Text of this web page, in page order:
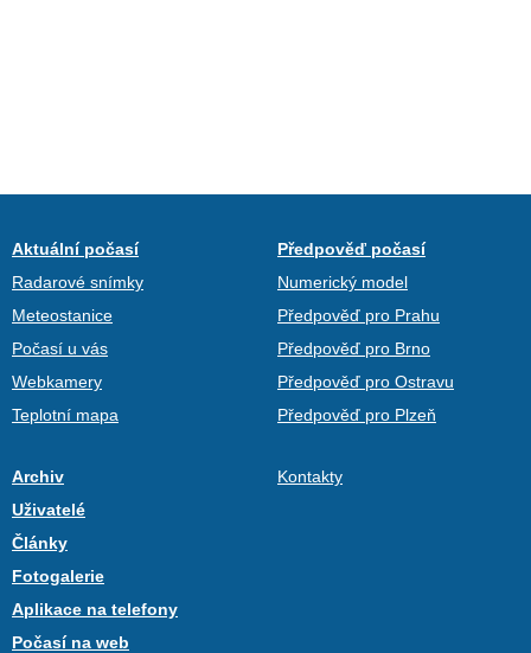
Aktuální počasí
Radarové snímky
Meteostanice
Počasí u vás
Webkamery
Teplotní mapa
Předpověď počasí
Numerický model
Předpověď pro Prahu
Předpověď pro Brno
Předpověď pro Ostravu
Předpověď pro Plzeň
Archiv
Uživatelé
Články
Fotogalerie
Aplikace na telefony
Počasí na web
Kontakty